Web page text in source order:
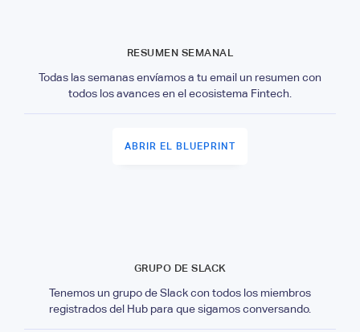
RESUMEN SEMANAL
Todas las semanas envíamos a tu email un resumen con
todos los avances en el ecosistema Fintech.
ABRIR EL BLUEPRINT
GRUPO DE SLACK
Tenemos un grupo de Slack con todos los miembros
registrados del Hub para que sigamos conversando.